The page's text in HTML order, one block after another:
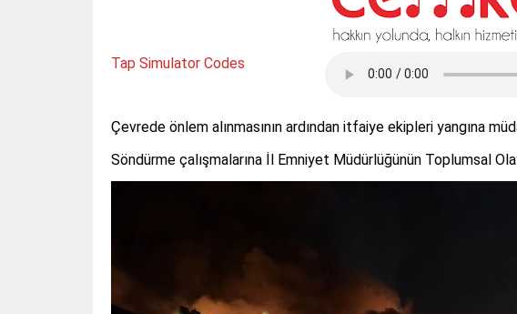
Tap Simulator Codes
Çevrede önlem alınmasının ardından itfaiye ekipleri yangına
Söndürme çalışmalarına İl Emniyet Müdürlüğünün Toplumsal